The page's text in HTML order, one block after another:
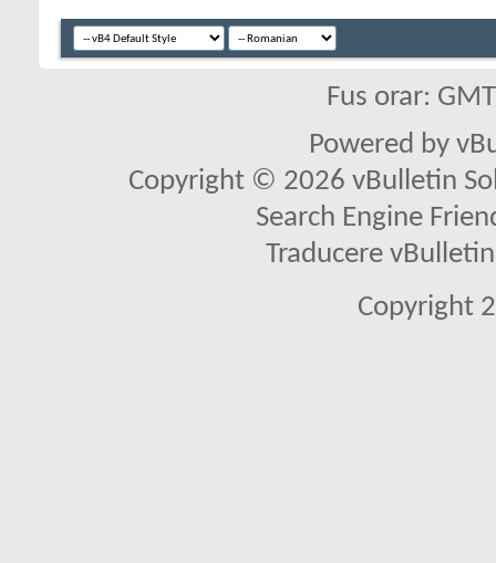
Fus orar:
Powered by
Copyright © 2026 vBulletin
Search Engine
Traducere
Copyright